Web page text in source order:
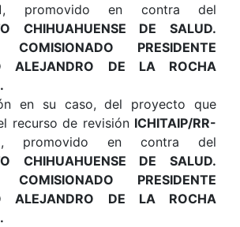
, promovido en contra del
CHIHUAHUENSE DE SALUD.
COMISIONADO PRESIDENTE
ALEJANDRO DE LA ROCHA
en su caso, del proyecto que
recurso de revisión ICHITAIP/RR-
, promovido en contra del
CHIHUAHUENSE DE SALUD.
COMISIONADO PRESIDENTE
ALEJANDRO DE LA ROCHA